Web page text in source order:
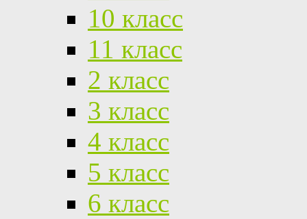
10 класс
11 класс
2 класс
3 класс
4 класс
5 класс
6 класс